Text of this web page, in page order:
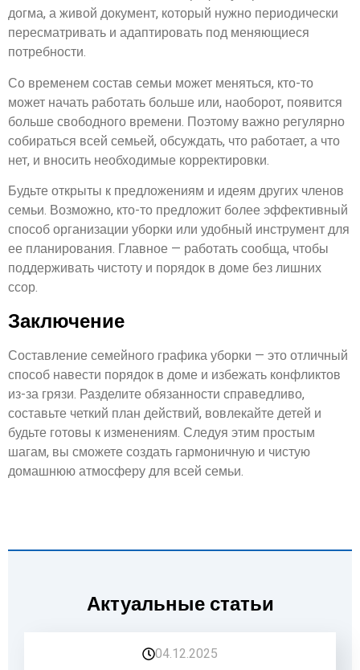
догма, а живой документ, который нужно периодически
пересматривать и адаптировать под меняющиеся
потребности.
Со временем состав семьи может меняться, кто-то
может начать работать больше или, наоборот, появится
больше свободного времени. Поэтому важно регулярно
собираться всей семьей, обсуждать, что работает, а что
нет, и вносить необходимые корректировки.
Будьте открыты к предложениям и идеям других членов
семьи. Возможно, кто-то предложит более эффективный
способ организации уборки или удобный инструмент для
ее планирования. Главное — работать сообща, чтобы
поддерживать чистоту и порядок в доме без лишних
ссор.
Заключение
Составление семейного графика уборки — это отличный
способ навести порядок в доме и избежать конфликтов
из-за грязи. Разделите обязанности справедливо,
составьте четкий план действий, вовлекайте детей и
будьте готовы к изменениям. Следуя этим простым
шагам, вы сможете создать гармоничную и чистую
домашнюю атмосферу для всей семьи.
Актуальные статьи
04.12.2025